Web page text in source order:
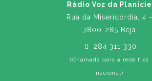
Rádio Voz da Planície
Rua da Misericórdia, 4 -
7800-285 Beja
284 311 330
(Chamada para a rede fixa
nacional)